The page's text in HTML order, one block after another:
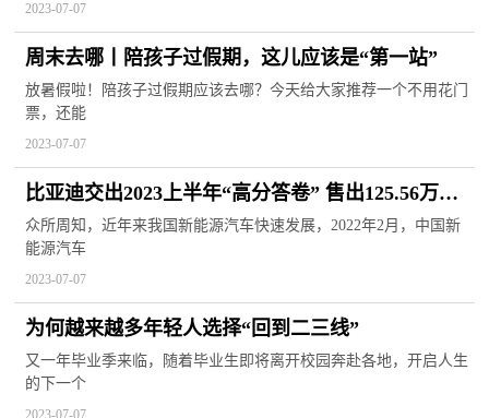
2023-07-07
周末去哪丨陪孩子过假期，这儿应该是“第一站”
放暑假啦！陪孩子过假期应该去哪？今天给大家推荐一个不用花门
票，还能
2023-07-07
比亚迪交出2023上半年“高分答卷” 售出125.56万辆
成销冠
众所周知，近年来我国新能源汽车快速发展，2022年2月，中国新
能源汽车
2023-07-07
为何越来越多年轻人选择“回到二三线”
又一年毕业季来临，随着毕业生即将离开校园奔赴各地，开启人生
的下一个
2023-07-07